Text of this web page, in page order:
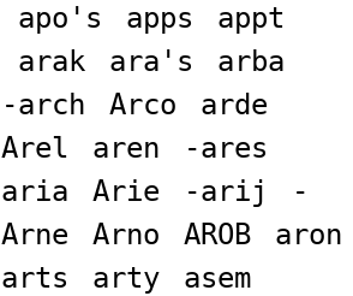
apo's apps
appt
arak ara's
arba
-arch Arco
arde
Arel aren
-ares
aria Arie -arij
-
Arne Arno AROB
aron
arts arty
asem